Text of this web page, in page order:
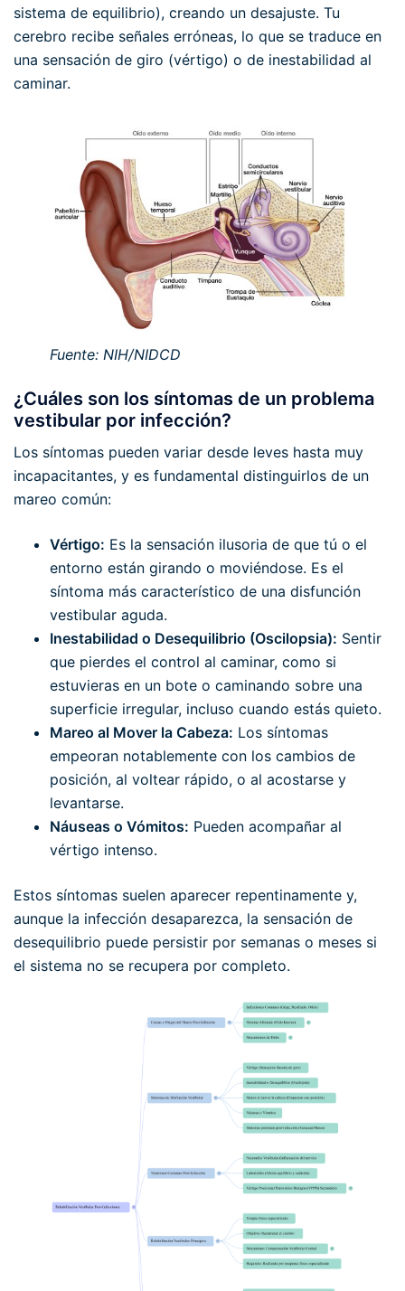
sistema de equilibrio), creando un desajuste. Tu
cerebro recibe señales erróneas, lo que se traduce en
una sensación de giro (vértigo) o de inestabilidad al
caminar.
Fuente: NIH/NIDCD
¿Cuáles son los síntomas de un problema
vestibular por infección?
Los síntomas pueden variar desde leves hasta muy
incapacitantes, y es fundamental distinguirlos de un
mareo común:
Vértigo: Es la sensación ilusoria de que tú o el
entorno están girando o moviéndose. Es el
síntoma más característico de una disfunción
vestibular aguda.
Inestabilidad o Desequilibrio (Oscilopsia): Sentir
que pierdes el control al caminar, como si
estuvieras en un bote o caminando sobre una
superficie irregular, incluso cuando estás quieto.
Mareo al Mover la Cabeza: Los síntomas
empeoran notablemente con los cambios de
posición, al voltear rápido, o al acostarse y
levantarse.
Náuseas o Vómitos: Pueden acompañar al
vértigo intenso.
Estos síntomas suelen aparecer repentinamente y,
aunque la infección desaparezca, la sensación de
desequilibrio puede persistir por semanas o meses si
el sistema no se recupera por completo.